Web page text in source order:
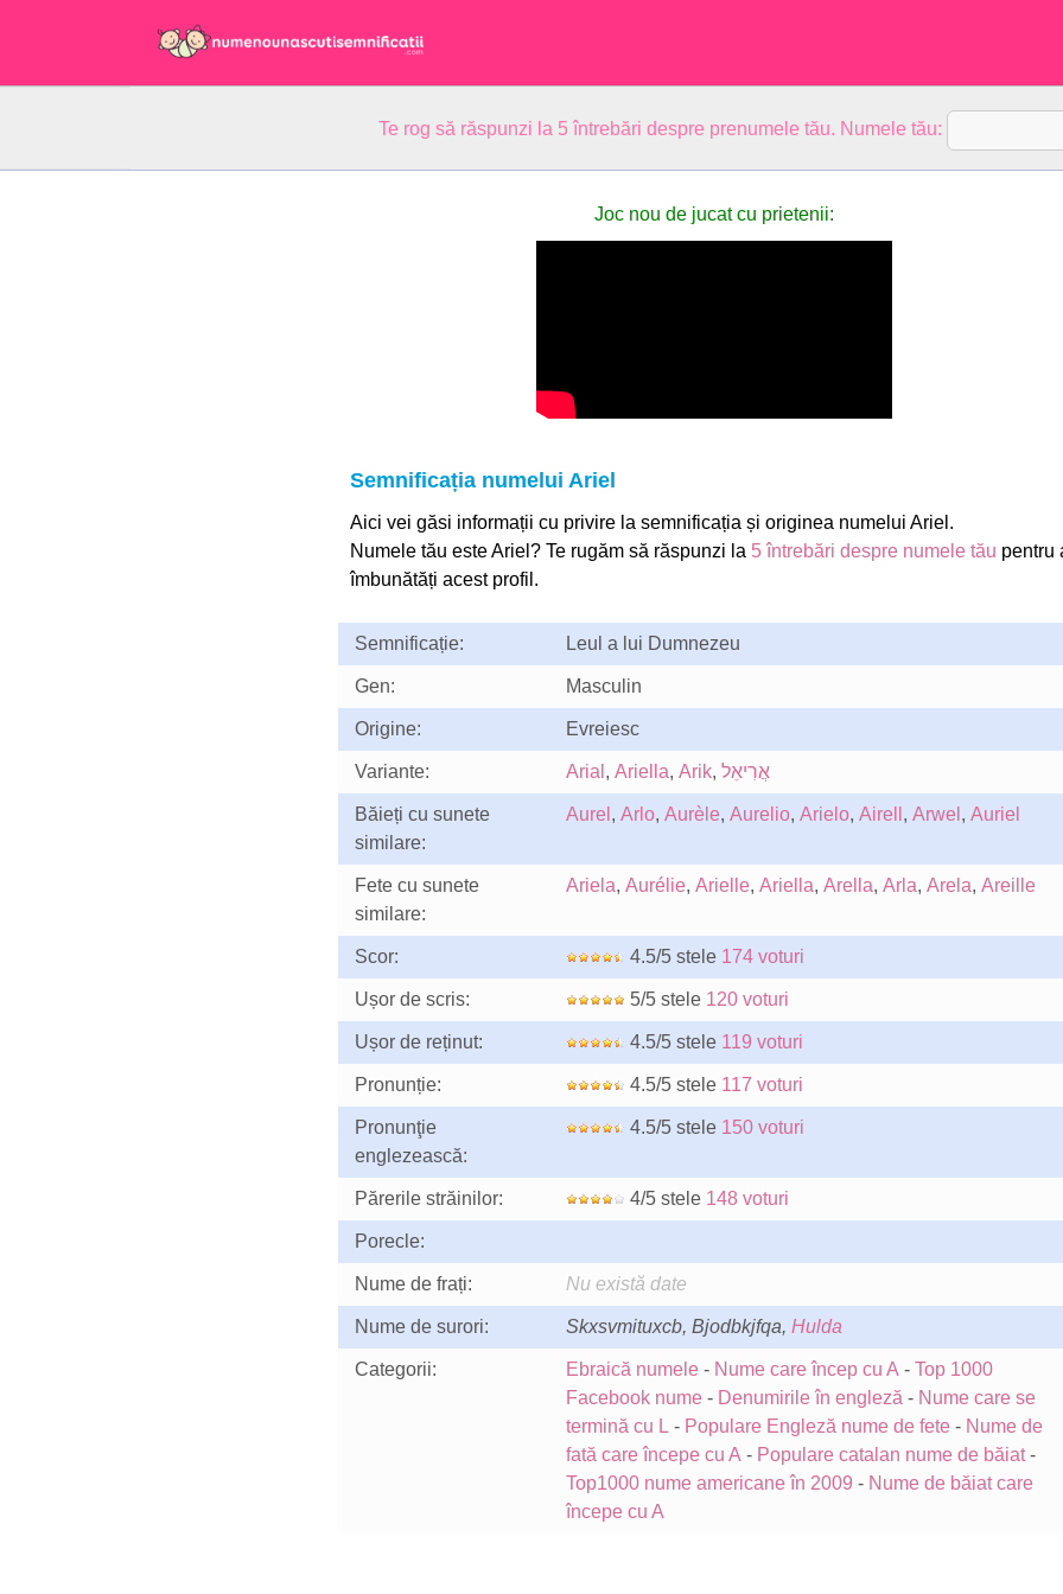
Te rog să răspunzi la 5 întrebări despre prenumele tău. Numele tău:
Joc nou de jucat cu prietenii:
Semnificația numelui Ariel
Aici vei găsi informații cu privire la semnificația și originea numelui Ariel.
Numele tău este Ariel? Te rugăm să răspunzi la 5 întrebări despre numele tău pentru
îmbunătăți acest profil.
Semnificație: Leul a lui Dumnezeu
Gen: Masculin
Origine: Evreiesc
Variante: Arial , Ariella, Arik, אֲרִיאֵל
Băieți cu sunete
similare:
Aurel , Arlo, Aurèle, Aurelio, Arielo, Airell , Arwel , Auriel
Fete cu sunete
similare:
Ariela, Aurélie, Arielle, Ariella, Arella, Arla, Arela, Areille
Scor: 4.5/5 stele 174 voturi
Ușor de scris: 5/5 stele 120 voturi
Ușor de reținut: 4.5/5 stele 119 voturi
Pronunție: 4.5/5 stele 117 voturi
Pronunţie
englezească:
4.5/5 stele 150 voturi
Părerile străinilor: 4/5 stele 148 voturi
Porecle:
Nume de frați: Nu există date
Nume de surori: Skxsvmituxcb, Bjodbkjfqa, Hulda
Categorii: Ebraică numele- Nume care încep cu A - Top 1000
Facebook nume- Denumirile în engleză - Nume care se
termină cu L - Populare Engleză nume de fete- Nume de
fată care începe cu A - Populare catalan nume de băiat-
Top1000 nume americane în 2009 - Nume de băiat care
începe cu A